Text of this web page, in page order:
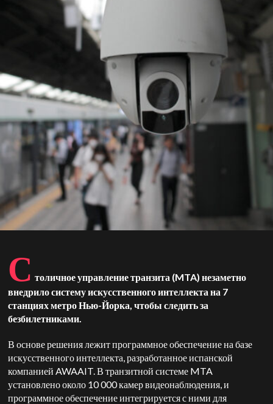
С толичное управление транзита (MTA) незаметно
внедрило систему искусственного интеллекта на 7
станциях метро Нью-Йорка, чтобы следить за
безбилетниками.
В основе решения лежит программное обеспечение на базе
искусственного интеллекта, разработанное испанской
компанией AWAAIT. В транзитной системе MTA
установлено около 10 000 камер видеонаблюдения, и
программное обеспечение интегрируется с ними для